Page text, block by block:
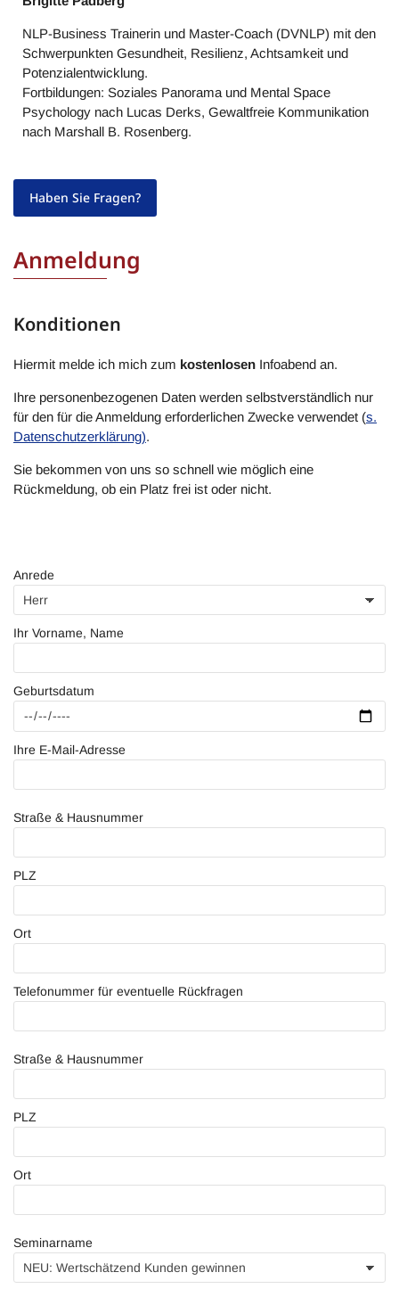
NLP-Business Trainerin und Master-Coach (DVNLP) mit den
Schwerpunkten Gesundheit, Resilienz, Achtsamkeit und
Potenzialentwicklung.
Fortbildungen: Soziales Panorama und Mental Space
Psychology nach Lucas Derks, Gewaltfreie Kommunikation
nach Marshall B. Rosenberg.
Haben Sie Fragen?
Anmeldung
Konditionen
Hiermit melde ich mich zum kostenlosen Infoabend an.
Ihre personenbezogenen Daten werden selbstverständlich nur
für den für die Anmeldung erforderlichen Zwecke verwendet (s.
Datenschutzerklärung).
Sie bekommen von uns so schnell wie möglich eine
Rückmeldung, ob ein Platz frei ist oder nicht.
Anrede
Ihr Vorname, Name
Geburtsdatum
Ihre E-Mail-Adresse
Straße & Hausnummer
PLZ
Ort
Telefonummer für eventuelle Rückfragen
Straße & Hausnummer
PLZ
Ort
Seminarname